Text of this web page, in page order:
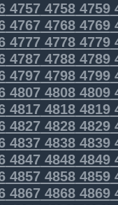
475747584759
476747684769
477747784779
478747884789
479747984799
480748084809
481748184819
482748284829
483748384839
484748484849
485748584859
486748684869